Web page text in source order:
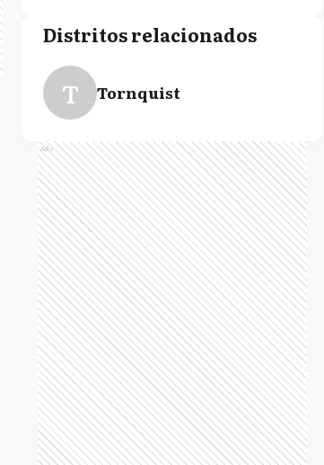
Distritos relacionados
T Tornquist
Ads